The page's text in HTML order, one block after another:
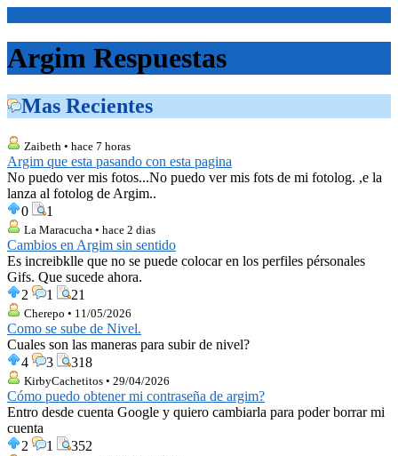
Argim Respuestas
Mas Recientes
Zaibeth • hace 7 horas
Argim que esta pasando con esta pagina
No puedo ver mis fotos...No puedo ver mis fots de mi fotolog. ,e la
lanza al fotolog de Argim..
0
1
La Maracucha • hace 2 dias
Cambios en Argim sin sentido
Es increibklle que no se puede colocar en los perfiles pérsonales
Gifs. Que sucede ahora.
2
1 21
Cherepo • 11/05/2026
Como se sube de Nivel.
Cuales son las maneras para subir de nivel?
4
3 318
KirbyCachetitos • 29/04/2026
Cómo puedo obtener mi contraseña de argim?
Entro desde cuenta Google y quiero cambiarla para poder borrar mi
cuenta
2
1 352